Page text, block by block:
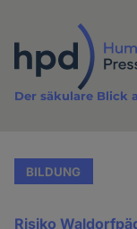
Inhalt
Der säkulare Blick
BILDUNG
Risiko